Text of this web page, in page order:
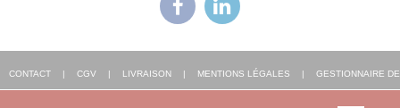
CONTACT | CGV | LIVRAISON | MENTIONS LÉGALES | GESTIONNAIRE DE